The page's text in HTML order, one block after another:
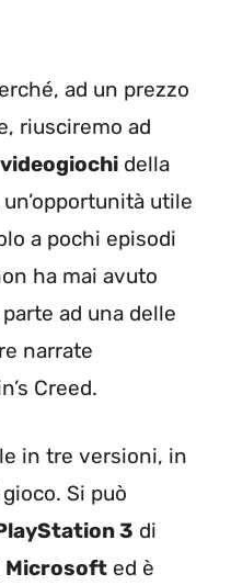
ad un prezzo
riusciremo ad
videogiochi della
un’opportunità utile
a pochi episodi
ha mai avuto
ad una delle
narrate
Creed.
in tre versioni, in
Si può
3 di
Microsoft ed è